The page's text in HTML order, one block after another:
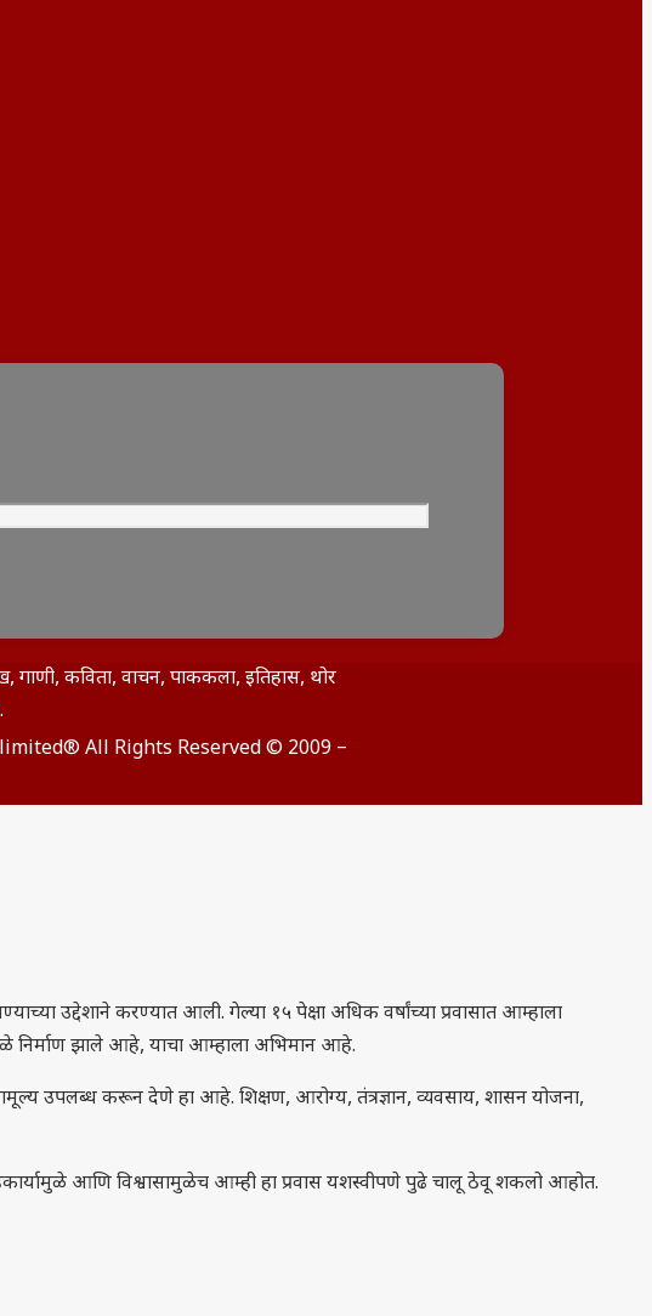
गाणी, कविता, वाचन, पाककला, इतिहास, थोर
All Rights Reserved © 2009 –
उद्देशाने करण्यात आली. गेल्या १५ पेक्षा अधिक वर्षांच्या प्रवासात आम्हाला
निर्माण झाले आहे, याचा आम्हाला अभिमान आहे.
उपलब्ध करून देणे हा आहे. शिक्षण, आरोग्य, तंत्रज्ञान, व्यवसाय, शासन योजना,
आणि विश्वासामुळेच आम्ही हा प्रवास यशस्वीपणे पुढे चालू ठेवू शकलो आहोत.